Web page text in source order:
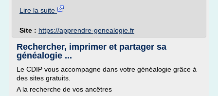
Lire la suite
Site : https://apprendre-genealogie.fr
Rechercher, imprimer et partager sa
généalogie ...
Le CDIP vous accompagne dans votre généalogie grâce à
des sites gratuits.
A la recherche de vos ancêtres